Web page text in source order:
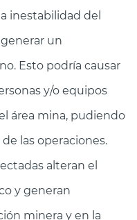
inestabilidad del
un
Esto podría causar
y/o equipos
área mina, pudiendo
las operaciones.
alteran el
y generan
minera y en la